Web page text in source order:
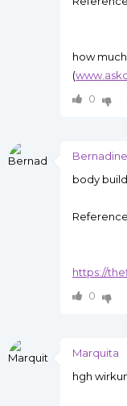
how
(
0
Bernadine
body
https://
0
Marquita
hgh